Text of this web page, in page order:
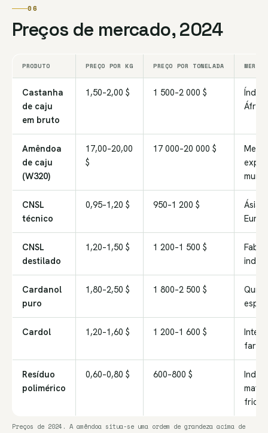
06
Preços de mercado, 2024
PRODUTO PREÇO POR KG PREÇO POR TONELADA
Castanha
de caju
em bruto
1,50–2,00 $ 1 500–2 000 $
Índia,
África
Amêndoa
de caju
(W320)
17,00–20,00
$
17 000–20 000 $
CNSL
técnico
0,95–1,20 $ 950–1 200 $
Ásia-
CNSL
destilado
1,20–1,50 $ 1 200–1 500 $
Cardanol
puro
1,80–2,50 $ 1 800–2 500 $
Cardol 1,20–1,60 $ 1 200–1 600 $
Resíduo
polimérico
0,60–0,80 $ 600–800 $
Preços de 2024. A amêndoa situa-se uma ordem de grandeza acima de